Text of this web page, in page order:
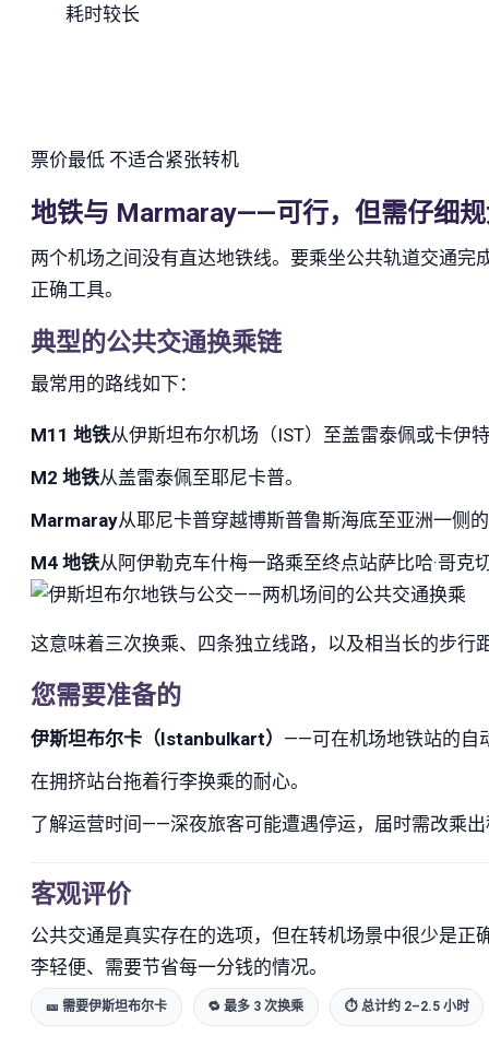
耗时较长
票价最低 不适合紧张转机
地铁与 Marmaray——可行，但需仔细
两个机场之间没有直达地铁线。要乘坐公共轨道交通
正确工具。
典型的公共交通换乘链
最常用的路线如下：
M11 地铁从伊斯坦布尔机场（IST）至盖雷泰佩或卡伊
M2 地铁从盖雷泰佩至耶尼卡普。
Marmaray从耶尼卡普穿越博斯普鲁斯海底至亚洲一侧
M4 地铁从阿伊勒克车什梅一路乘至终点站萨比哈·哥克
这意味着三次换乘、四条独立线路，以及相当长的步
您需要准备的
伊斯坦布尔卡（Istanbulkart） ——可在机场地铁站的自
在拥挤站台拖着行李换乘的耐心。
了解运营时间——深夜旅客可能遭遇停运，届时需改乘
客观评价
公共交通是真实存在的选项，但在转机场景中很少是正
李轻便、需要节省每一分钱的情况。
🎫 需要伊斯坦布尔卡 🔁 最多 3 次换乘 ⏱ 总计约 2–2.5 小时